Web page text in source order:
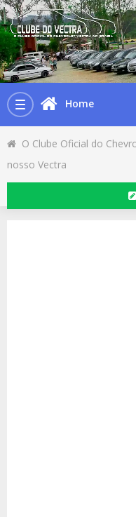
Toggle
navigation
Home
O Clube Oficial do
nosso Vectra